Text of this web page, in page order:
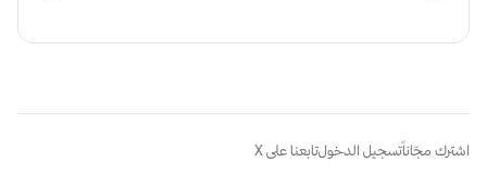
اشترك مجّاناًتسجيل الدخولتابعنا على X